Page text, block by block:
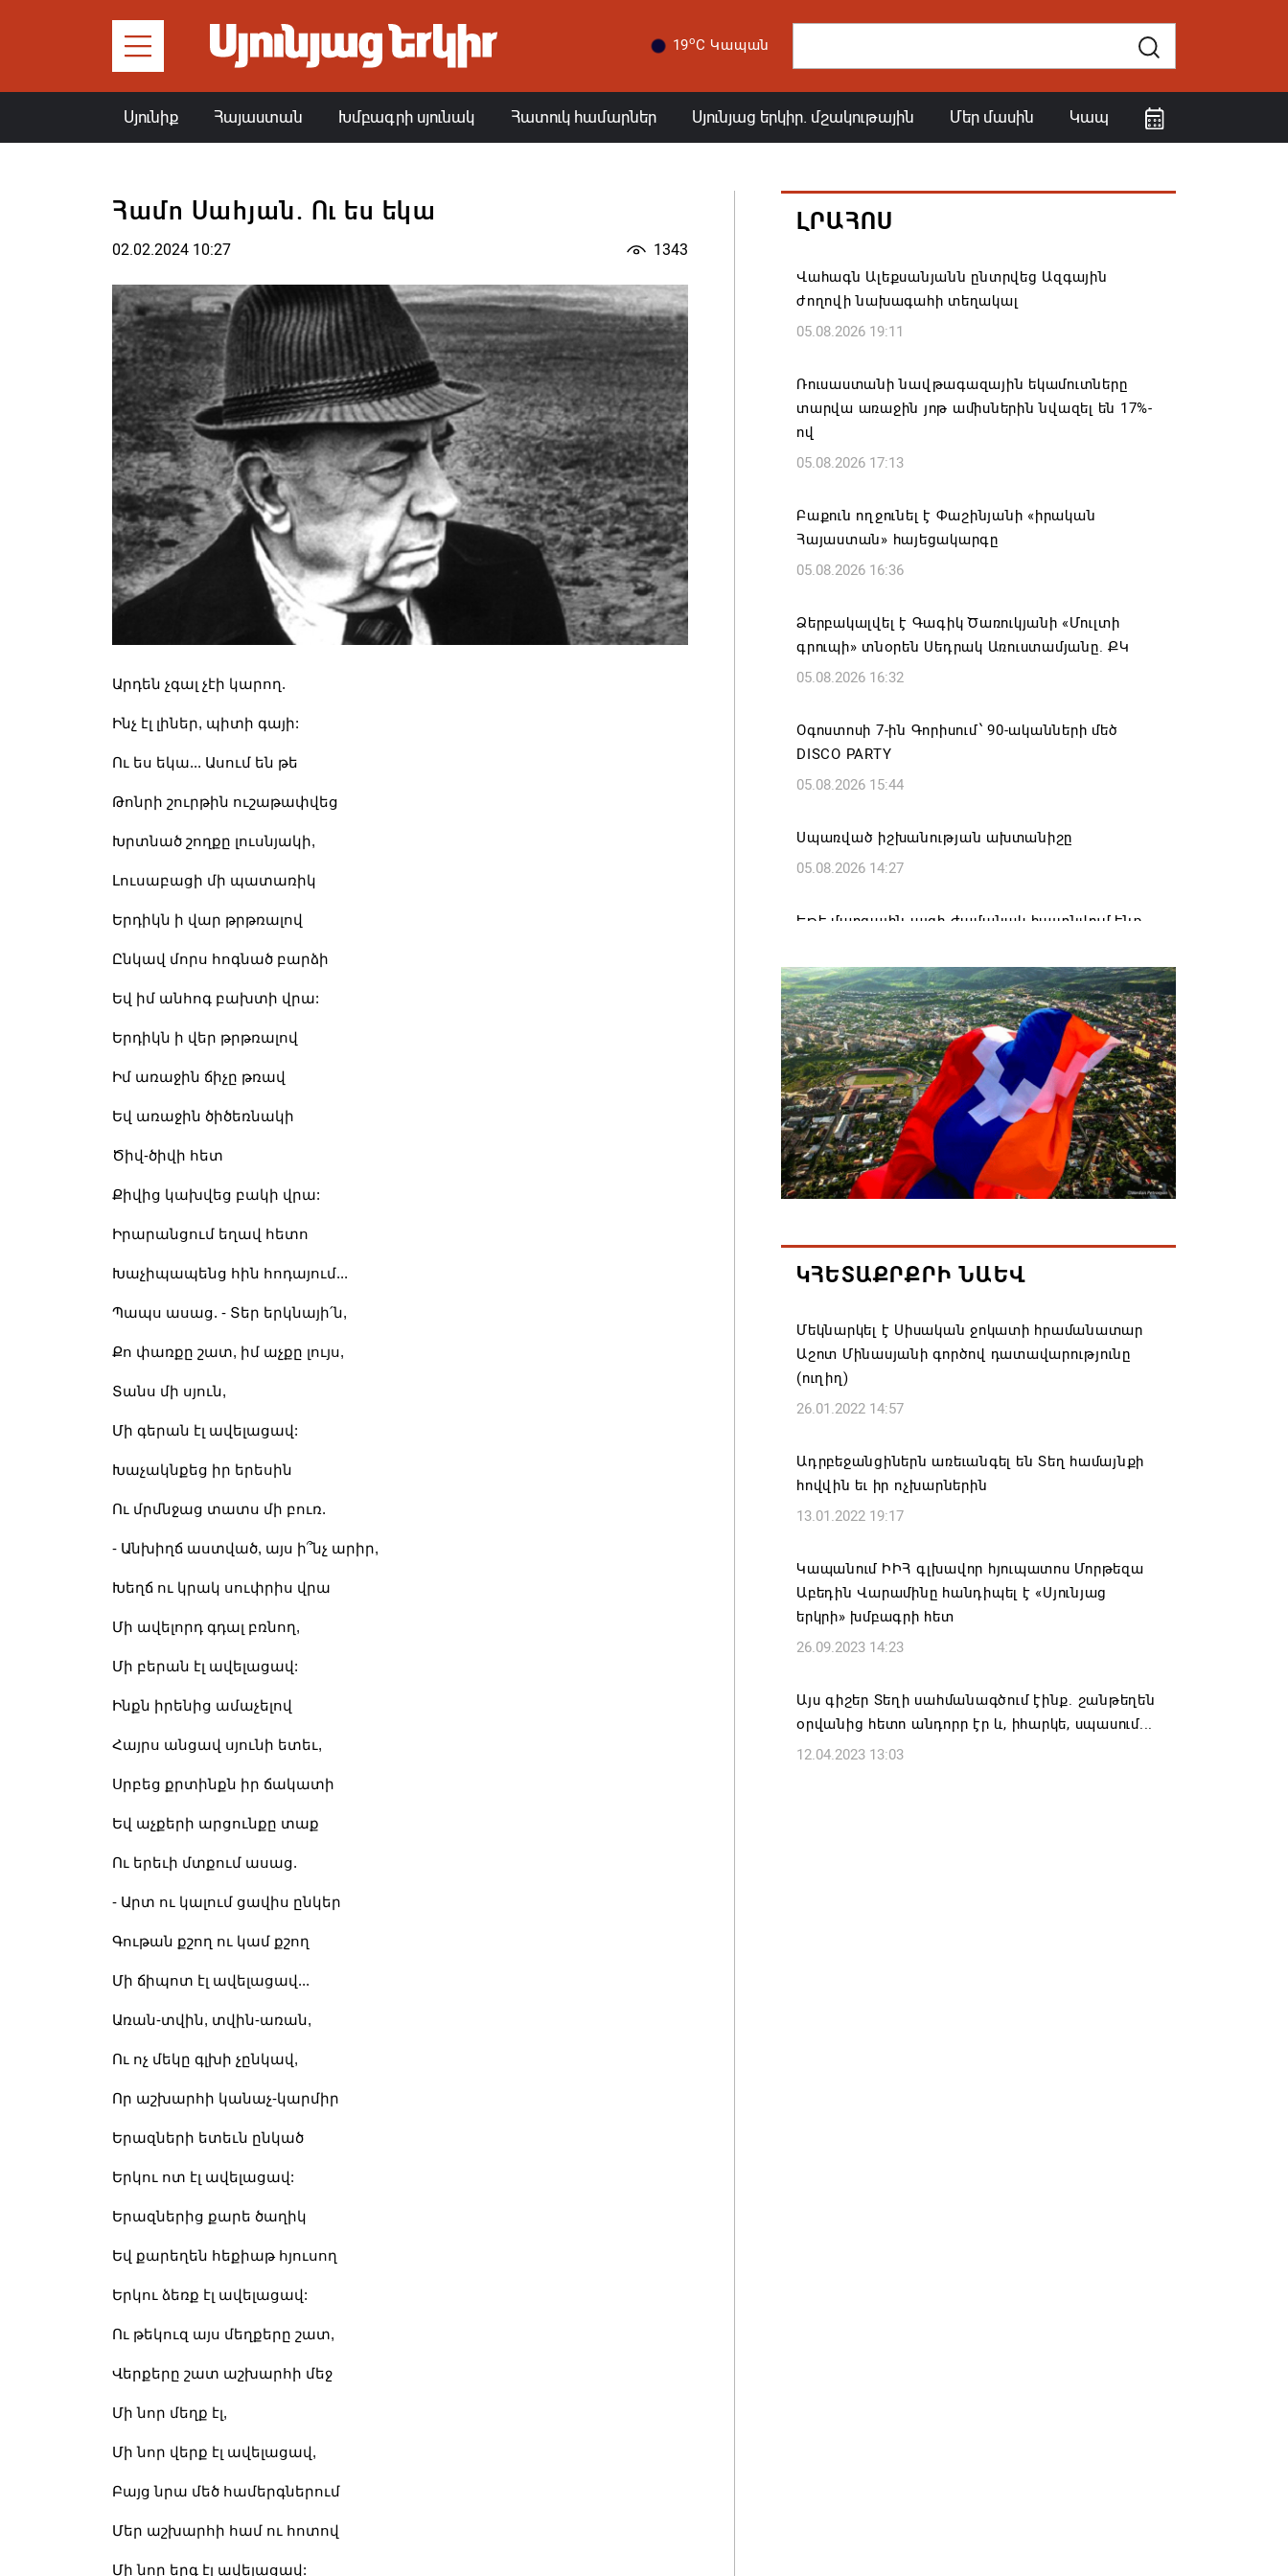
19oC Կապան
Սյունիք Հայաստան Խմբագրի սյունակ Հատուկ համարներ Սյունյաց երկիր. մշակութային Մեր մասին Կապ
Համո Սահյան. Ու ես եկա
02.02.2024 10:27 1343
Արդեն չգալ չէի կարող.
Ինչ էլ լիներ, պիտի գայի:
Ու ես եկա... Ասում են թե
Թոնրի շուրթին ուշաթափվեց
Խրտնած շողքը լուսնյակի,
Լուսաբացի մի պատառիկ
Երդիկն ի վար թրթռալով
Ընկավ մորս հոգնած բարձի
Եվ իմ անհոգ բախտի վրա:
Երդիկն ի վեր թրթռալով
Իմ առաջին ճիչը թռավ
Եվ առաջին ծիծեռնակի
Ծիվ-ծիվի հետ
Քիվից կախվեց բակի վրա:
Իրարանցում եղավ հետո
Խաչիպապենց հին հոդայում...
Պապս ասաց. - Տեր երկնայի՛ն,
Քո փառքը շատ, իմ աչքը լույս,
Տանս մի սյուն,
Մի գերան էլ ավելացավ:
Խաչակնքեց իր երեսին
Ու մրմնջաց տատս մի բուռ.
- Անխիղճ աստված, այս ի՞նչ արիր,
Խեղճ ու կրակ սուփրիս վրա
Մի ավելորդ գդալ բռնող,
Մի բերան էլ ավելացավ:
Ինքն իրենից ամաչելով
Հայրս անցավ սյունի ետեւ,
Սրբեց քրտինքն իր ճակատի
Եվ աչքերի արցունքը տաք
Ու երեւի մտքում ասաց.
- Արտ ու կալում ցավիս ընկեր
Գութան քշող ու կամ քշող
Մի ճիպոտ էլ ավելացավ...
Առան-տվին, տվին-առան,
Ու ոչ մեկը գլխի չընկավ,
Որ աշխարհի կանաչ-կարմիր
Երազների ետեւն ընկած
Երկու ոտ էլ ավելացավ:
Երազներից քարե ծաղիկ
Եվ քարեղեն հեքիաթ հյուսող
Երկու ձեռք էլ ավելացավ:
Ու թեկուզ այս մեղքերը շատ,
Վերքերը շատ աշխարհի մեջ
Մի նոր մեղք էլ,
Մի նոր վերք էլ ավելացավ,
Բայց նրա մեծ համերգներում
Մեր աշխարհի համ ու հոտով
Մի նոր երգ էլ ավելացավ:
ԼՐԱՀՈՍ
Վահագն Ալեքսանյանն ընտրվեց Ազգային
ժողովի նախագահի տեղակալ
05.08.2026 19:11
Ռուսաստանի նավթագազային եկամուտները
տարվա առաջին յոթ ամիսներին նվազել են 17%-
ով
05.08.2026 17:13
Բաքուն ողջունել է Փաշինյանի «իրական
Հայաստան» հայեցակարգը
05.08.2026 16:36
Ձերբակալվել է Գագիկ Ծառուկյանի «Մուլտի
գրուպի» տնօրեն Սեդրակ Առուստամյանը. ՔԿ
05.08.2026 16:32
Օգոստոսի 7-ին Գորիսում՝ 90-ականների մեծ
DISCO PARTY
05.08.2026 15:44
Սպառված իշխանության ախտանիշը
05.08.2026 14:27
Եթե մարզային այցի ժամանակ հայտնվում ենք
պատգամավորը՝ ՔՊ-ականին
05.08.2026 12:08
Ամփոփվել են 2026թ. բուհական ընդունելության
արդյունքները. ՀՀ բուհերում այս տարի կսովորի
10958 առաջին կուրսեցի
05.08.2026 12:01
ԱՄՆ-ն կրկնապատկել է TRIPP նախագծի
05.08.2026 11:57
բնակարանների վարձակալության անվան տակ
խարդախություններ
ՀԱՄԱԿԱՐԳՎԱԾ ՋՐԱՄԱՏԱԿԱՐԱՐՈՒՄ ԿՈՒՆԵՆԱՆ
հաղորդում է ներկայացրել
05.08.2026 11:06
ԿՀԵՏԱՔՐՔՐԻ ՆԱԵՎ
Մեկնարկել է Սիսական ջոկատի հրամանատար
Աշոտ Մինասյանի գործով դատավարությունը
(ուղիղ)
26.01.2022 14:57
Ադրբեջանցիներն առեւանգել են Տեղ համայնքի
հովվին եւ իր ոչխարներին
13.01.2022 19:17
Կապանում ԻԻՀ գլխավոր հյուպատոս Մորթեզա
Աբեդին Վարամինը հանդիպել է «Սյունյաց
երկրի» խմբագրի հետ
26.09.2023 14:23
Այս գիշեր Տեղի սահմանագծում էինք. շանթեղեն
օրվանից հետո անդորր էր և, իհարկե, սպասում...
12.04.2023 13:03